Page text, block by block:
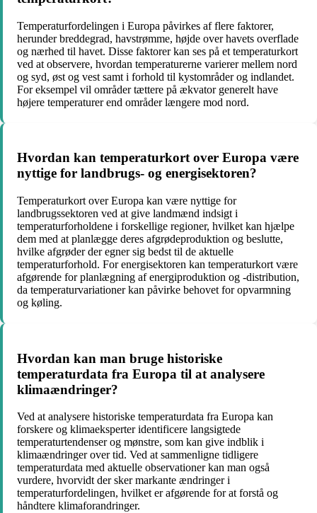
Temperaturfordelingen i Europa påvirkes af flere faktorer,
herunder breddegrad, havstrømme, højde over havets overflade
og nærhed til havet. Disse faktorer kan ses på et temperaturkort
ved at observere, hvordan temperaturerne varierer mellem nord
og syd, øst og vest samt i forhold til kystområder og indlandet.
For eksempel vil områder tættere på ækvator generelt have
højere temperaturer end områder længere mod nord.
Hvordan kan temperaturkort over Europa være
nyttige for landbrugs- og energisektoren?
Temperaturkort over Europa kan være nyttige for
landbrugssektoren ved at give landmænd indsigt i
temperaturforholdene i forskellige regioner, hvilket kan hjælpe
dem med at planlægge deres afgrødeproduktion og beslutte,
hvilke afgrøder der egner sig bedst til de aktuelle
temperaturforhold. For energisektoren kan temperaturkort være
afgørende for planlægning af energiproduktion og -distribution,
da temperaturvariationer kan påvirke behovet for opvarmning
og køling.
Hvordan kan man bruge historiske
temperaturdata fra Europa til at analysere
klimaændringer?
Ved at analysere historiske temperaturdata fra Europa kan
forskere og klimaeksperter identificere langsigtede
temperaturtendenser og mønstre, som kan give indblik i
klimaændringer over tid. Ved at sammenligne tidligere
temperaturdata med aktuelle observationer kan man også
vurdere, hvorvidt der sker markante ændringer i
temperaturfordelingen, hvilket er afgørende for at forstå og
håndtere klimaforandringer.